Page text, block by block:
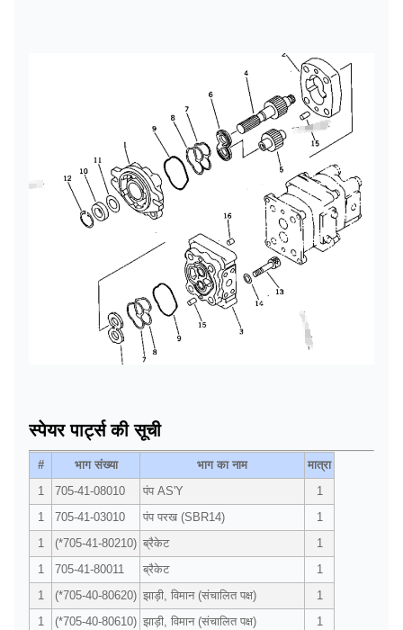
स्पेयर पार्ट्स की सूची
# भाग संख्या भाग का नाम
मात्रा
1
705-41-08010 पंप AS'Y
1
1
705-41-03010 पंप परख (SBR14)
1
1
(*705-41-80210) ब्रैकेट
1
1
705-41-80011 ब्रैकेट
1
1
(*705-40-80620) झाड़ी, विमान (संचालित पक्ष)
1
1
(*705-40-80610) झाड़ी, विमान (संचालित पक्ष)
1